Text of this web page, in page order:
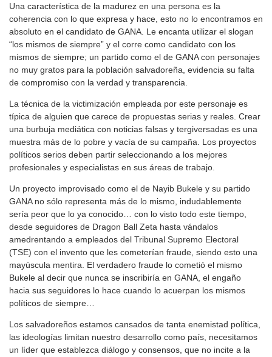
Una característica de la madurez en una persona es la
coherencia con lo que expresa y hace, esto no lo encontramos en
absoluto en el candidato de GANA. Le encanta utilizar el slogan
“los mismos de siempre” y el corre como candidato con los
mismos de siempre; un partido como el de GANA con personajes
no muy gratos para la población salvadoreña, evidencia su falta
de compromiso con la verdad y transparencia.
La técnica de la victimización empleada por este personaje es
típica de alguien que carece de propuestas serias y reales. Crear
una burbuja mediática con noticias falsas y tergiversadas es una
muestra más de lo pobre y vacía de su campaña. Los proyectos
políticos serios deben partir seleccionando a los mejores
profesionales y especialistas en sus áreas de trabajo.
Un proyecto improvisado como el de Nayib Bukele y su partido
GANA no sólo representa más de lo mismo, indudablemente
sería peor que lo ya conocido… con lo visto todo este tiempo,
desde seguidores de Dragon Ball Zeta hasta vándalos
amedrentando a empleados del Tribunal Supremo Electoral
(TSE) con el invento que les cometerían fraude, siendo esto una
mayúscula mentira. El verdadero fraude lo cometió el mismo
Bukele al decir que nunca se inscribiría en GANA, el engaño
hacia sus seguidores lo hace cuando lo acuerpan los mismos
políticos de siempre…
Los salvadoreños estamos cansados de tanta enemistad política,
las ideologías limitan nuestro desarrollo como país, necesitamos
un líder que establezca diálogo y consensos, que no incite a la